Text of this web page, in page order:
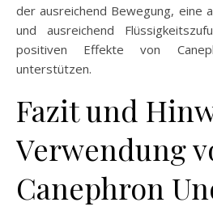
der ausreichend Bewegung, eine
und ausreichend
positiven Effekte von
unterstützen.
Fazit und
Verwendung
Canephron